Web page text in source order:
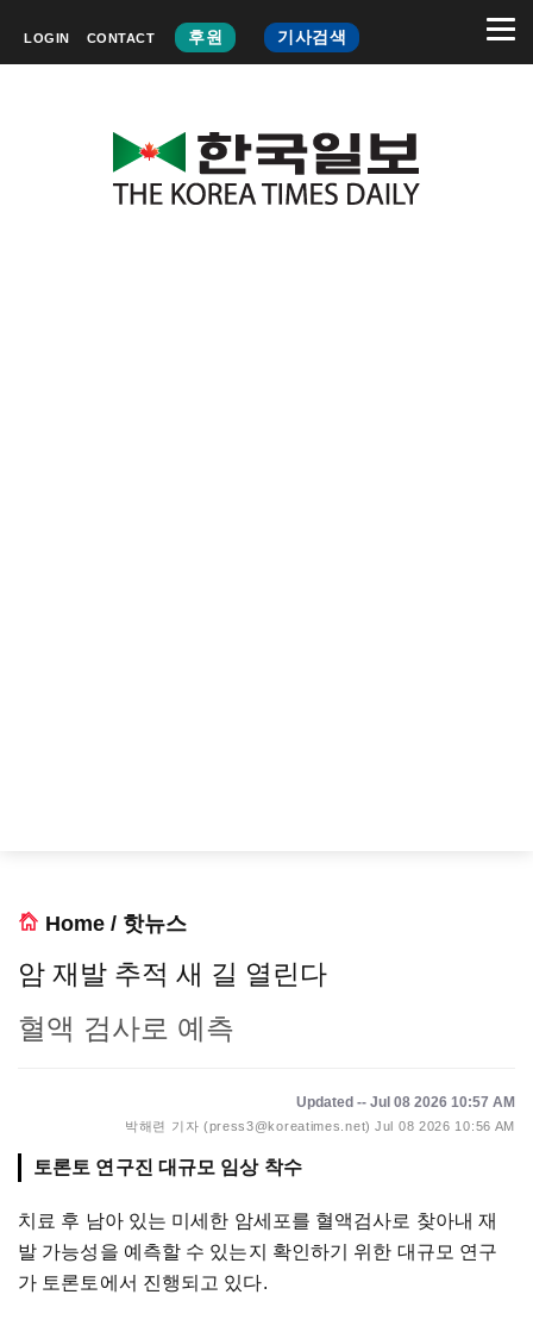
LOGIN CONTACT 후원 기사검색
Home / 핫뉴스
암 재발 추적 새 길 열린다
혈액 검사로 예측
Updated -- Jul 08 2026 10:57 AM
박해련 기자 (press3@koreatimes.net) Jul 08 2026 10:56 AM
토론토 연구진 대규모 임상 착수
치료 후 남아 있는 미세한 암세포를 혈액검사로 찾아내 재
발 가능성을 예측할 수 있는지 확인하기 위한 대규모 연구
가 토론토에서 진행되고 있다.